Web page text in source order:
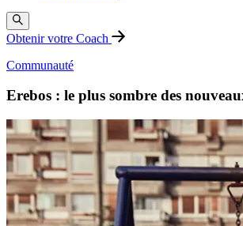
Obtenir votre Coach
Communauté
Erebos : le plus sombre des